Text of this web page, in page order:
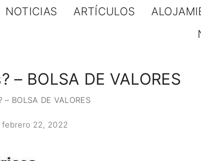
NOTICIAS ARTÍCULOS
BOLSA DE VALORES
BOLSA DE VALORES
febrero 22, 2022